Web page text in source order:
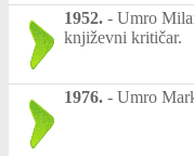
1952. - Umro
književni kritičar.
1976. - Umro